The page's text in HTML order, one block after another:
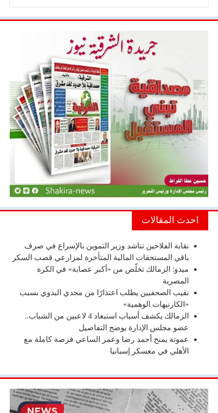
احدث المقالات
نقابة الفلاحين تناشد وزير التموين بالإسراع في صرف
باقي المستحقات المالية المتأخرة لمزارعي قصب السكر
ميدو: الزمالك تخلّص من «أكبر عصابة» في الكرة
المصرية
نقيب الصحفيين يطلب اعتذارًا من مجدي البدوي بسبب
«الكارنيهات الوهمية»
الزمالك يكشف أسباب استبعاد 4 لاعبين من الشباب..
عضو مجلس الإدارة يوضح التفاصيل
عموتة يمنح أحمد رضا وعمر الساعي فرصة كاملة مع
الأهلي في معسكر إسبانيا